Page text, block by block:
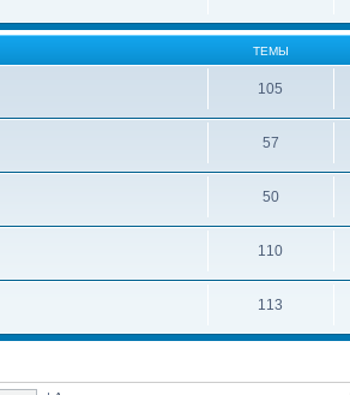
ТЕМЫ
105
57
50
110
113